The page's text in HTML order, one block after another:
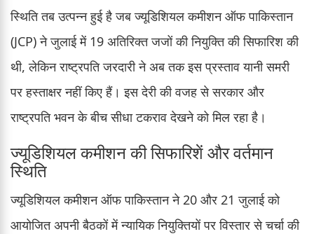
स्थिति तब उत्पन्न हुई है जब ज्यूडिशियल कमीशन ऑफ पाकिस्तान
(JCP) ने जुलाई में 19 अतिरिक्त जजों की नियुक्ति की सिफारिश की
थी, लेकिन राष्ट्रपति जरदारी ने अब तक इस प्रस्ताव यानी समरी
पर हस्ताक्षर नहीं किए हैं। इस देरी की वजह से सरकार और
राष्ट्रपति भवन के बीच सीधा टकराव देखने को मिल रहा है।
ज्यूडिशियल कमीशन की सिफारिशें और वर्तमान
स्थिति
ज्यूडिशियल कमीशन ऑफ पाकिस्तान ने 20 और 21 जुलाई को
आयोजित अपनी बैठकों में न्यायिक नियुक्तियों पर विस्तार से चर्चा की